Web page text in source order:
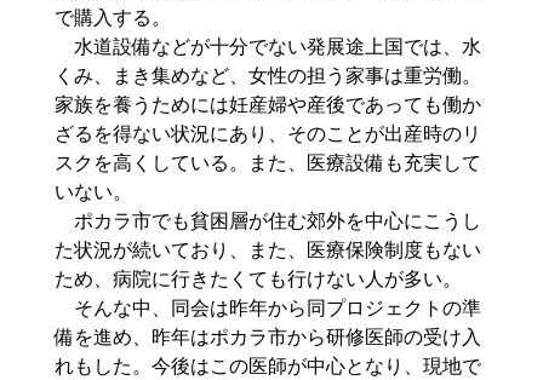
で購入する。
水道設備などが十分でない発展途上国では、水
くみ、まき集めなど、女性の担う家事は重労働。
家族を養うためには妊産婦や産後であっても働か
ざるを得ない状況にあり、そのことが出産時のリ
スクを高くしている。また、医療設備も充実して
いない。
ポカラ市でも貧困層が住む郊外を中心にこうし
た状況が続いており、また、医療保険制度もない
ため、病院に行きたくても行けない人が多い。
そんな中、同会は昨年から同プロジェクトの準
備を進め、昨年はポカラ市から研修医師の受け入
れもした。今後はこの医師が中心となり、現地で